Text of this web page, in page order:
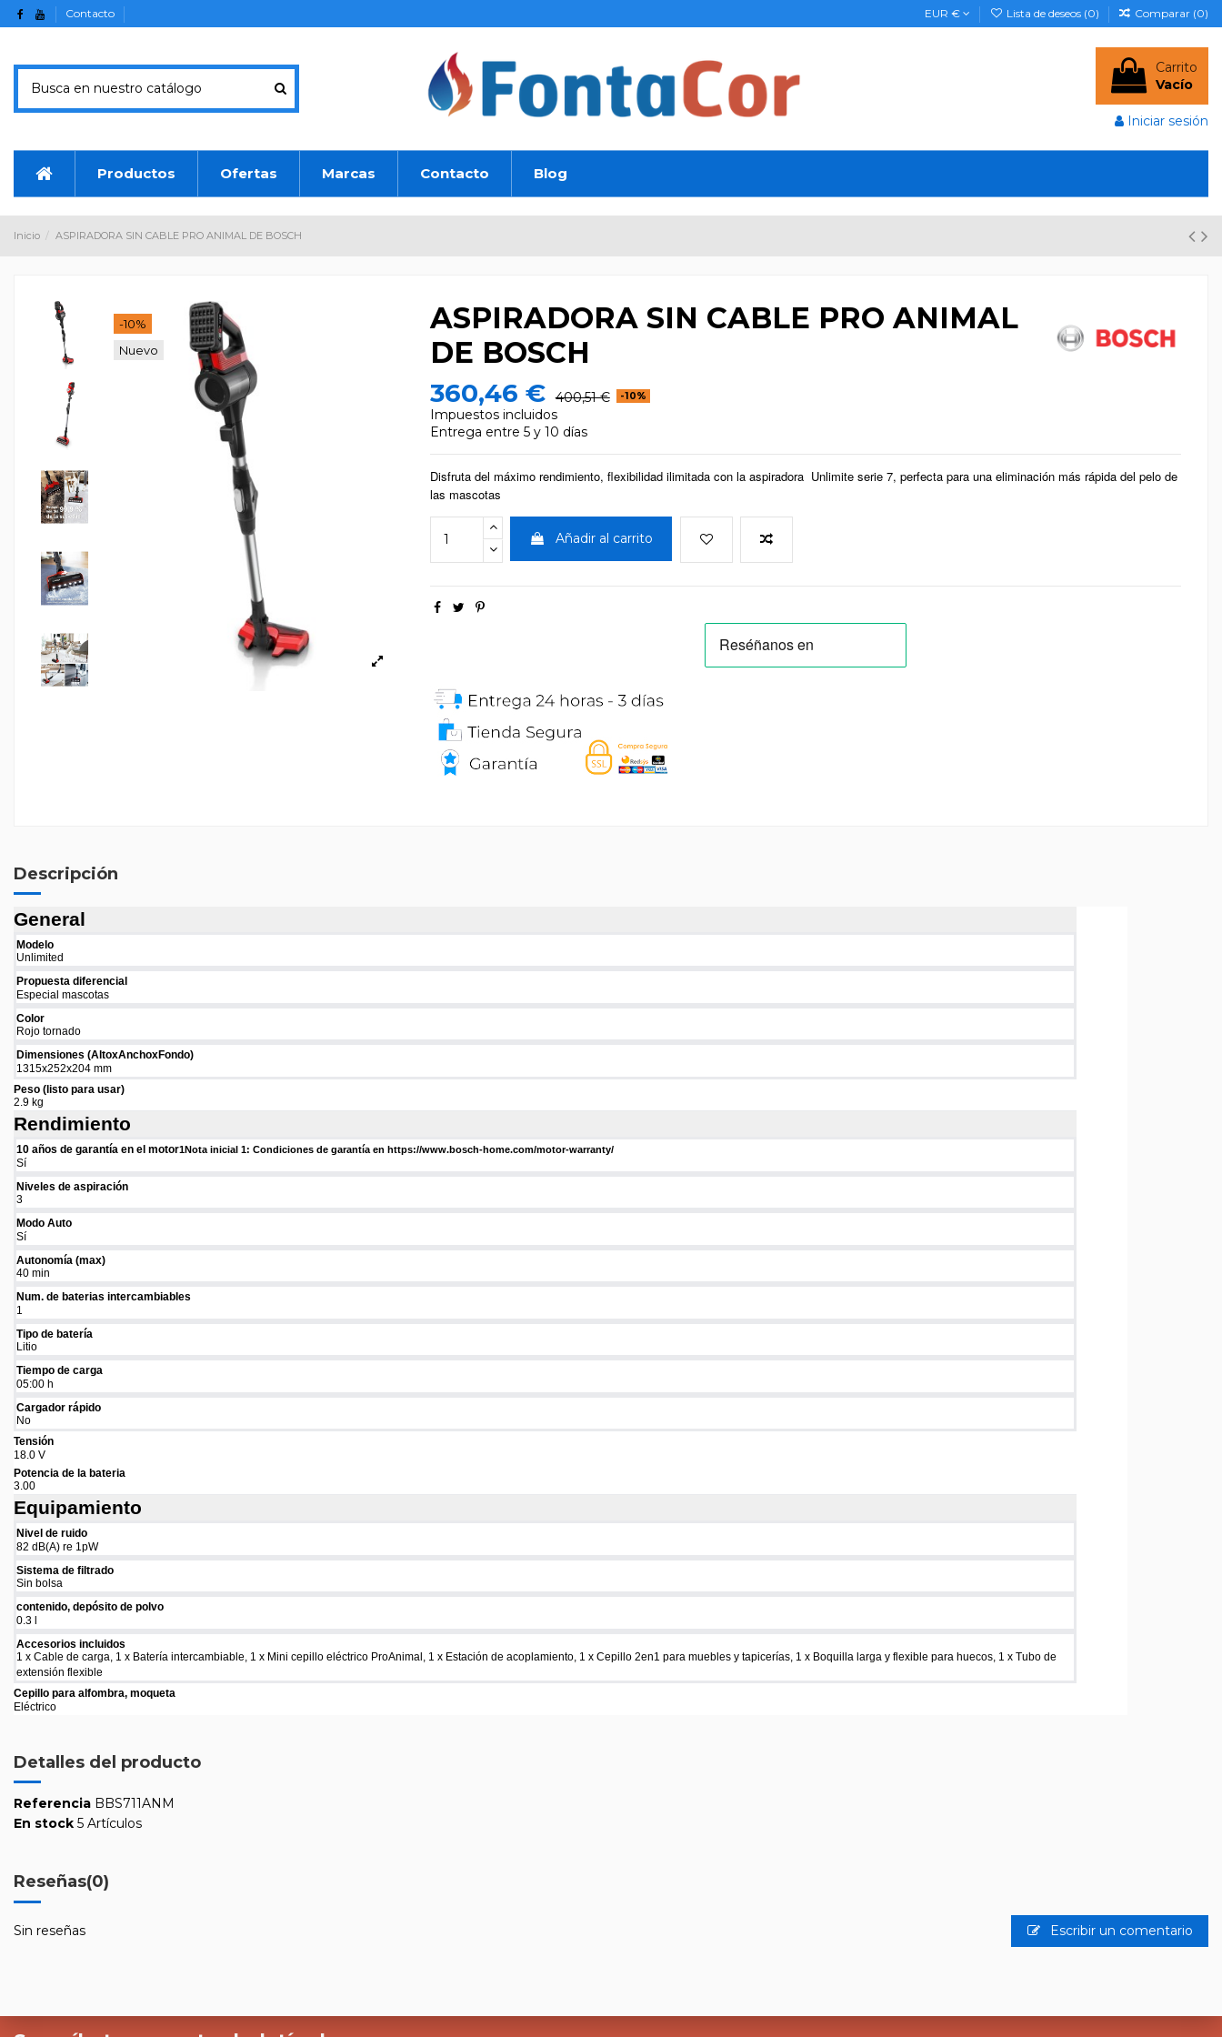
Contacto EUR € Lista de deseos (0) Comparar (0)
Carrito
Vacío
Iniciar sesión
Productos Ofertas Marcas Contacto Blog
Inicio ASPIRADORA SIN CABLE PRO ANIMAL DE BOSCH
-10%
Nuevo
ASPIRADORA SIN CABLE PRO ANIMAL
DE BOSCH
360,46 € 400,51 € -10%
Impuestos incluidos
Entrega entre 5 y 10 días
Disfruta del máximo rendimiento, flexibilidad ilimitada con la aspiradora Unlimite serie 7, perfecta para una eliminación más rápida del pelo de
las mascotas
Añadir al carrito
Descripción
General
Modelo
Unlimited
Propuesta diferencial
Especial mascotas
Color
Rojo tornado
Dimensiones (AltoxAnchoxFondo)
1315x252x204 mm
Peso (listo para usar)
2.9 kg
Rendimiento
10 años de garantía en el motor1Nota inicial 1: Condiciones de garantía en https://www.bosch-home.com/motor-warranty/
Sí
Niveles de aspiración
3
Modo Auto
Sí
Autonomía (max)
40 min
Num. de baterias intercambiables
1
Tipo de batería
Litio
Tiempo de carga
05:00 h
Cargador rápido
No
Tensión
18.0 V
Potencia de la bateria
3.00
Equipamiento
Nivel de ruido
82 dB(A) re 1pW
Sistema de filtrado
Sin bolsa
contenido, depósito de polvo
0.3 l
Accesorios incluidos
1 x Cable de carga, 1 x Batería intercambiable, 1 x Mini cepillo eléctrico ProAnimal, 1 x Estación de acoplamiento, 1 x Cepillo 2en1 para muebles y tapicerías, 1 x Boquilla larga y flexible para huecos, 1 x Tubo de
extensión flexible
Cepillo para alfombra, moqueta
Eléctrico
Detalles del producto
Referencia BBS711ANM
En stock 5 Artículos
Reseñas(0)
Sin reseñas Escribir un comentario